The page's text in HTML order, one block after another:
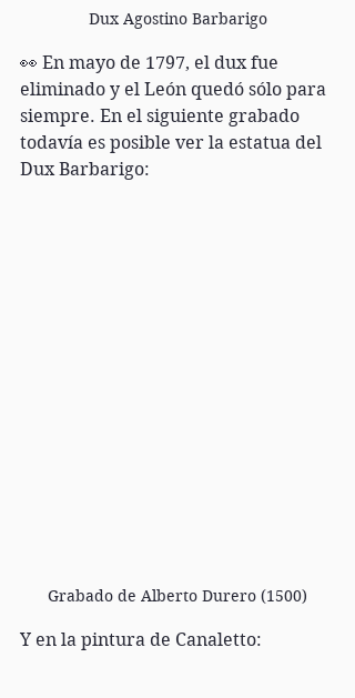
Dux Agostino Barbarigo
👀 En mayo de 1797, el dux fue
eliminado y el León quedó sólo para
siempre. En el siguiente grabado
todavía es posible ver la estatua del
Dux Barbarigo:
Grabado de Alberto Durero (1500)
Y en la pintura de Canaletto: